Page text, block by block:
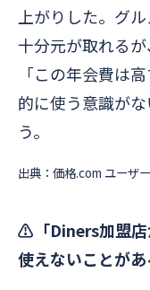
上がりした。グ
十分元が取れる
「この年会費は
的に使う意識が
う。
出典：価格.com ユーザ
⚠️「Diners加盟店
使えないことがあ